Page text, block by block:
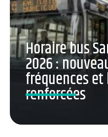
Horaire bus
2026 :
fréquences
renforcées